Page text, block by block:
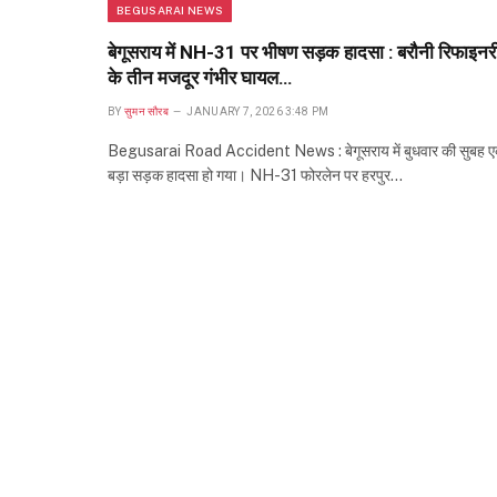
BEGUSARAI NEWS
बेगूसराय में NH-31 पर भीषण सड़क हादसा : बरौनी
के तीन मजदूर गंभीर घायल…
BY सुमन सौरब JANUARY 7, 2026 3:48 PM
Begusarai Road Accident News : बेगूसराय में बुधवार की सुबह
बड़ा सड़क हादसा हो गया। NH-31 फोरलेन पर हरपुर…